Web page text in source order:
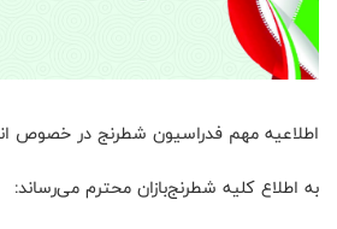
اطلاعیه مهم فدراسیون شطرنج در خصوص
به اطلاع کلیه شطرنج‌بازان محترم می‌رساند: